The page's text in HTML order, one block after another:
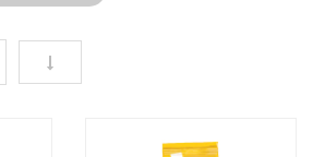
Définir le sens descendant